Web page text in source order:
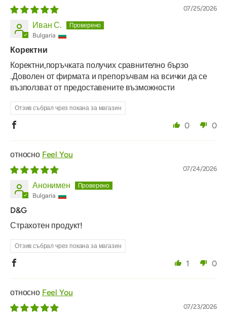
07/25/2026
Иван С.
Bulgaria
Коректни
Коректни,поръчката получих сравнително бързо
.Доволен от фирмата и препоръчвам на всички да се
възползват от предоставените възможности
Отзив събрал чрез покана за магазин
0 0
Feel You
07/24/2026
Анонимен
Bulgaria
D&G
Страхотен продукт!
Отзив събрал чрез покана за магазин
1 0
Feel You
07/23/2026